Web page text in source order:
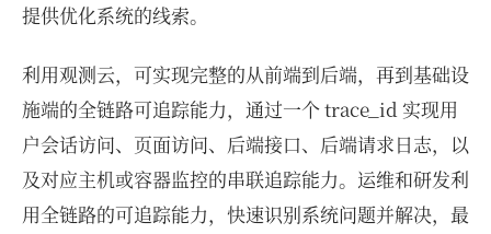
提供优化系统的线索。
利用观测云，可实现完整的从前端到后端，再到基础设
施端的全链路可追踪能力，通过一个 trace_id 实现用
户会话访问、页面访问、后端接口、后端请求日志，以
及对应主机或容器监控的串联追踪能力。运维和研发利
用全链路的可追踪能力，快速识别系统问题并解决，最